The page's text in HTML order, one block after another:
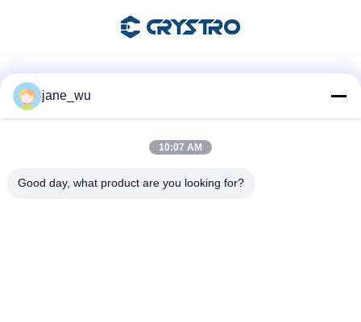
jane_wu
10:07 AM
Good day, what product are you looking for?